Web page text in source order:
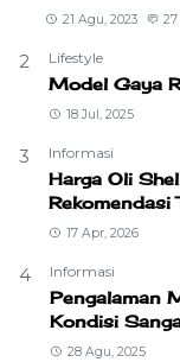
21 Agu, 2023 27
2 Lifestyle
Model Gaya
18 Jul, 2025
3 Informasi
Harga Oli
Rekomendasi
17 Apr, 2026
4 Informasi
Pengalaman
Kondisi
28 Agu, 2025